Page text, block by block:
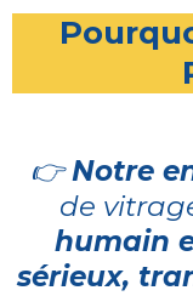
👉Notre
de
humain
sérieux,